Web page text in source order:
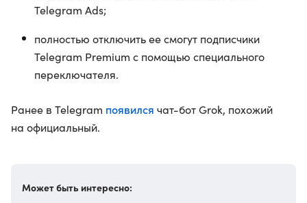
Telegram Ads;
полностью отключить ее смогут подписчики
Telegram Premium с помощью специального
переключателя.
Ранее в Telegram появился чат-бот Grok, похожий
на официальный.
Может быть интересно: